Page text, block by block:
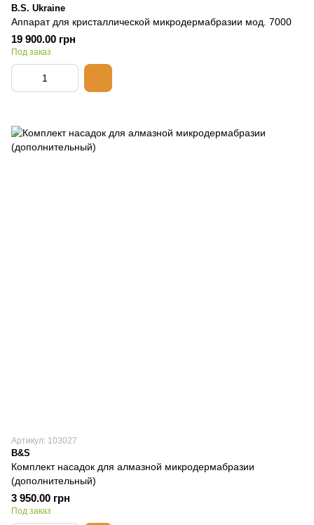
B.S. Ukraine
Аппарат для кристаллической микродермабразии мод. 7000
19 900.00 грн
Под заказ
Артикул: 103027
B&S
Комплект насадок для алмазной микродермабразии
(дополнительный)
3 950.00 грн
Под заказ